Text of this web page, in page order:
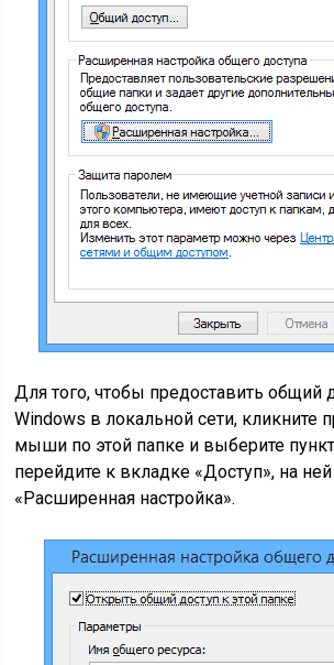
Для того, чтобы предоставить общий
Windows в локальной сети, кликните
мыши по этой папке и выберите
перейдите к вкладке «Доступ», на
«Расширенная настройка».